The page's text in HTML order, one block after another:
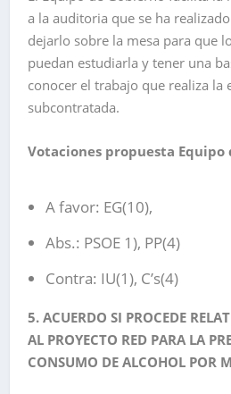
a la auditoria que se ha
dejarlo sobre la mesa para que
puedan estudiarla y tener una
conocer el trabajo que realiza la
subcontratada.
Votaciones propuesta Equipo
A favor: EG(10),
Abs.: PSOE 1), PP(4)
Contra: IU(1), C’s(4)
5. ACUERDO SI PROCEDE
AL PROYECTO RED PARA LA
CONSUMO DE ALCOHOL POR